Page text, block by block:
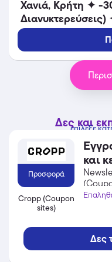
Χανιά, Κρήτη ✦ -
25/08/2026 έως
Διανυκτέρευση
10% σε yellows!
Δες και
επίλεξε
Προσφορά
Cropp (Coupon
sites)
και
Δες